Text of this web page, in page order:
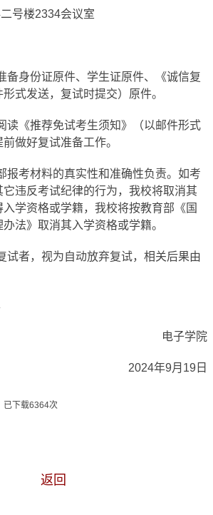
号楼2334会议室
备身份证原件、学生证原件、《诚信复
式发送，复试时提交）原件。
读《推荐免试考生须知》（以邮件形式
做好复试准备工作。
报考材料的真实性和准确性负责。如考
违反考试纪律的行为，我校将取消其
学资格或学籍，我校将按教育部《国
法》取消其入学资格或学籍。
试者，视为自动放弃复试，相关后果由
电子学院
2024年9月19日
已下载6364次
返回